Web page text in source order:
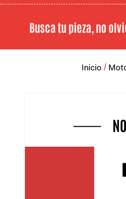
Busca tu pieza, no
Inicio /